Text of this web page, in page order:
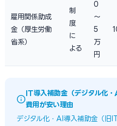
雇用関係助成
金（厚生労働
省系）
制
度
に
よる
0
〜
5
万
円
IT導入補助金（デジタル化
費用が安い理由
デジタル化・AI導入補助金（旧